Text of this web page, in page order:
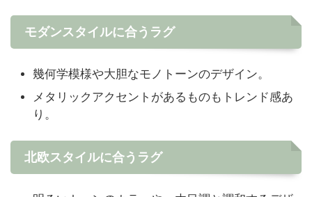
モダンスタイルに合うラグ
幾何学模様や大胆なモノトーンのデザイン。
メタリックアクセントがあるものもトレンド感あ
り。
北欧スタイルに合うラグ